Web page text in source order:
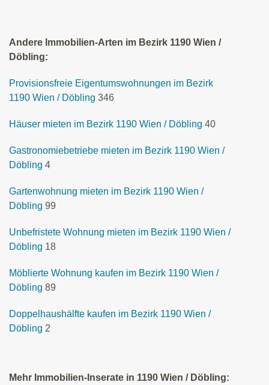
Andere Immobilien-Arten im Bezirk 1190 Wien /
Döbling:
Provisionsfreie Eigentumswohnungen im Bezirk
1190 Wien / Döbling 346
Häuser mieten im Bezirk 1190 Wien / Döbling 40
Gastronomiebetriebe mieten im Bezirk 1190 Wien /
Döbling 4
Gartenwohnung mieten im Bezirk 1190 Wien /
Döbling 99
Unbefristete Wohnung mieten im Bezirk 1190 Wien /
Döbling 18
Möblierte Wohnung kaufen im Bezirk 1190 Wien /
Döbling 89
Doppelhaushälfte kaufen im Bezirk 1190 Wien /
Döbling 2
Mehr Immobilien-Inserate in 1190 Wien / Döbling: